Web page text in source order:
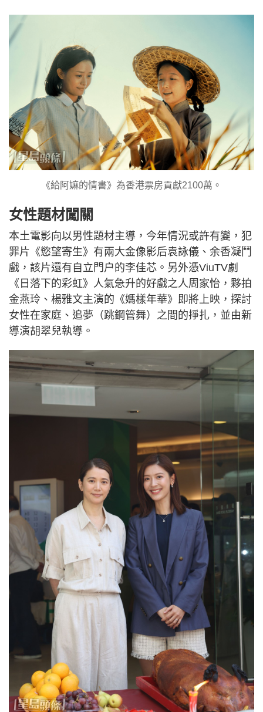
《給阿嫲的情書》為香港票房貢獻2100萬。
女性題材闖關
本土電影向以男性題材主導，今年情況或許有變，犯
罪片《慾望寄生》有兩大金像影后袁詠儀、余香凝鬥
戲，該片還有自立門户的李佳芯。另外憑ViuTV劇
《日落下的彩虹》人氣急升的好戲之人周家怡，夥拍
金燕玲、楊雅文主演的《媽樣年華》即將上映，探討
女性在家庭、追夢（跳鋼管舞）之間的掙扎，並由新
導演胡翠兒執導。